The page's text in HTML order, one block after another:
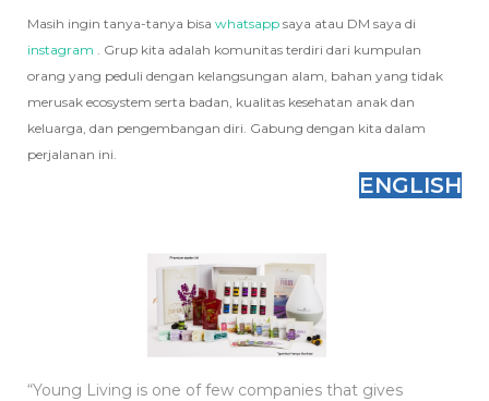
Masih ingin tanya-tanya bisa whatsapp saya atau DM saya di
instagram . Grup kita adalah komunitas terdiri dari kumpulan
orang yang peduli dengan kelangsungan alam, bahan yang tidak
merusak ecosystem serta badan, kualitas kesehatan anak dan
keluarga, dan pengembangan diri. Gabung dengan kita dalam
perjalanan ini.
ENGLISH
“Young Living is one of few companies that gives